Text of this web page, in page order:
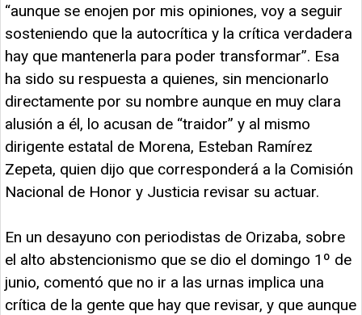
“aunque se enojen por mis opiniones, voy a seguir
sosteniendo que la autocrítica y la crítica verdadera
hay que mantenerla para poder transformar”. Esa
ha sido su respuesta a quienes, sin mencionarlo
directamente por su nombre aunque en muy clara
alusión a él, lo acusan de “traidor” y al mismo
dirigente estatal de Morena, Esteban Ramírez
Zepeta, quien dijo que corresponderá a la Comisión
Nacional de Honor y Justicia revisar su actuar.
En un desayuno con periodistas de Orizaba, sobre
el alto abstencionismo que se dio el domingo 1º de
junio, comentó que no ir a las urnas implica una
crítica de la gente que hay que revisar, y que aunque